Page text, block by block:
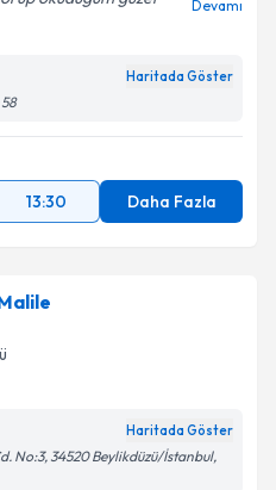
Devamı
Haritada Göster
13:30 Daha Fazla
Haritada Göster
No:3, 34520 Beylikdüzü/İstanbul,